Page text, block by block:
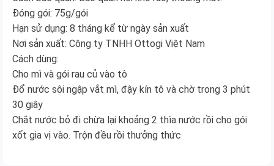
Đóng gói: 75g/gói
Hạn sử dụng: 8 tháng kể từ ngày sản xuất
Nơi sản xuất: Công ty TNHH Ottogi Việt Nam
Cách dùng:
Cho mì và gói rau củ vào tô
Đổ nước sôi ngập vắt mì, đậy kín tô và chờ trong 3 phút
30 giây
Chắt nước bỏ đi chừa lại khoảng 2 thìa nước rồi cho gói
xốt gia vị vào. Trộn đều rồi thưởng thức